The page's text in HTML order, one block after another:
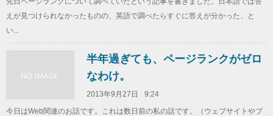
えが見つけられなかったものの、英語で調べたらすぐに答えが分かった、と
い...
半年過ぎても、ページランクがゼロ
なわけ。
2013年9月27日
9:24
今日はWeb関連のお話です。これは数日前の私の話です。（ウェブサイトやブ